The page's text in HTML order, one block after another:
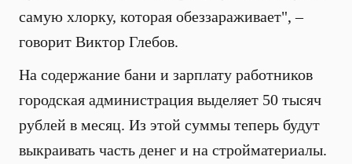
самую хлорку, которая обеззараживает", –
говорит Виктор Глебов.
На содержание бани и зарплату работников
городская администрация выделяет 50 тысяч
рублей в месяц. Из этой суммы теперь будут
выкраивать часть денег и на стройматериалы.